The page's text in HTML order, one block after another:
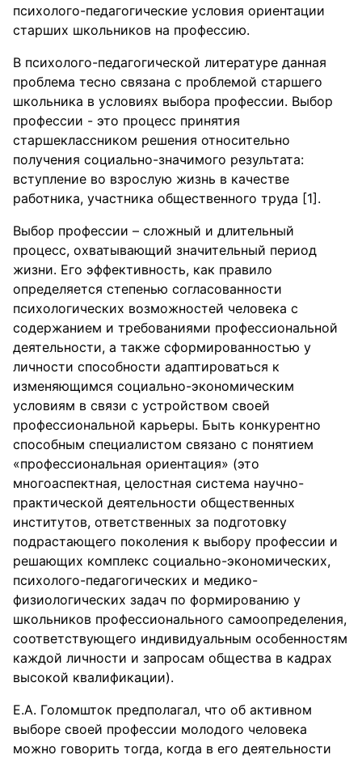
психолого-педагогические условия ориентации
старших школьников на профессию.
В психолого-педагогической литературе данная
проблема тесно связана с проблемой старшего
школьника в условиях выбора профессии. Выбор
профессии - это процесс принятия
старшеклассником решения относительно
получения социально-значимого результата:
вступление во взрослую жизнь в качестве
работника, участника общественного труда [1].
Выбор профессии – сложный и длительный
процесс, охватывающий значительный период
жизни. Его эффективность, как правило
определяется степенью согласованности
психологических возможностей человека с
содержанием и требованиями профессиональной
деятельности, а также сформированностью у
личности способности адаптироваться к
изменяющимся социально-экономическим
условиям в связи с устройством своей
профессиональной карьеры. Быть конкурентно
способным специалистом связано с понятием
«профессиональная ориентация» (это
многоаспектная, целостная система научно-
практической деятельности общественных
институтов, ответственных за подготовку
подрастающего поколения к выбору профессии и
решающих комплекс социально-экономических,
психолого-педагогических и медико-
физиологических задач по формированию у
школьников профессионального самоопределения,
соответствующего индивидуальным особенностям
каждой личности и запросам общества в кадрах
высокой квалификации).
Е.А. Голомшток предполагал, что об активном
выборе своей профессии молодого человека
можно говорить тогда, когда в его деятельности